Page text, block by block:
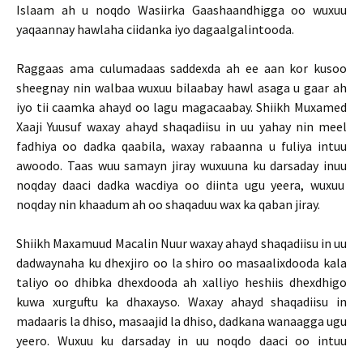
Islaam ah u noqdo Wasiirka Gaashaandhigga oo wuxuu
yaqaannay hawlaha ciidanka iyo dagaalgalintooda.
Raggaas ama culumadaas saddexda ah ee aan kor kusoo
sheegnay nin walbaa wuxuu bilaabay hawl asaga u gaar ah
iyo tii caamka ahayd oo lagu magacaabay. Shiikh Muxamed
Xaaji Yuusuf waxay ahayd shaqadiisu in uu yahay nin meel
fadhiya oo dadka qaabila, waxay rabaanna u fuliya intuu
awoodo. Taas wuu samayn jiray wuxuuna ku darsaday inuu
noqday daaci dadka wacdiya oo diinta ugu yeera, wuxuu
noqday nin khaadum ah oo shaqaduu wax ka qaban jiray.
Shiikh Maxamuud Macalin Nuur waxay ahayd shaqadiisu in uu
dadwaynaha ku dhexjiro oo la shiro oo masaalixdooda kala
taliyo oo dhibka dhexdooda ah xalliyo heshiis dhexdhigo
kuwa xurguftu ka dhaxayso. Waxay ahayd shaqadiisu in
madaaris la dhiso, masaajid la dhiso, dadkana wanaagga ugu
yeero. Wuxuu ku darsaday in uu noqdo daaci oo intuu